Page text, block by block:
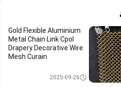
Gold Flexible Aluminium
Metal Chain Link Cpol
Drapery Decorative Wire
Mesh Curain
شبكة سلكية زخرفية2025-09-26